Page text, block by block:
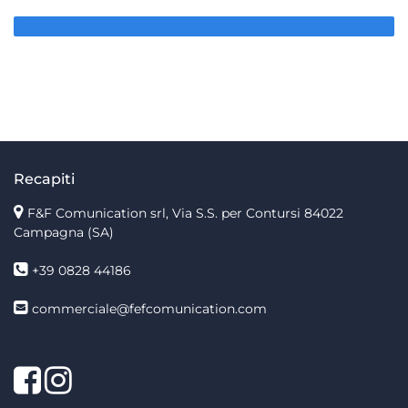
Recapiti
F&F Comunication srl, Via S.S. per Contursi 84022
Campagna (SA)
+39 0828 44186
commerciale@fefcomunication.com
Facebook
Twitter